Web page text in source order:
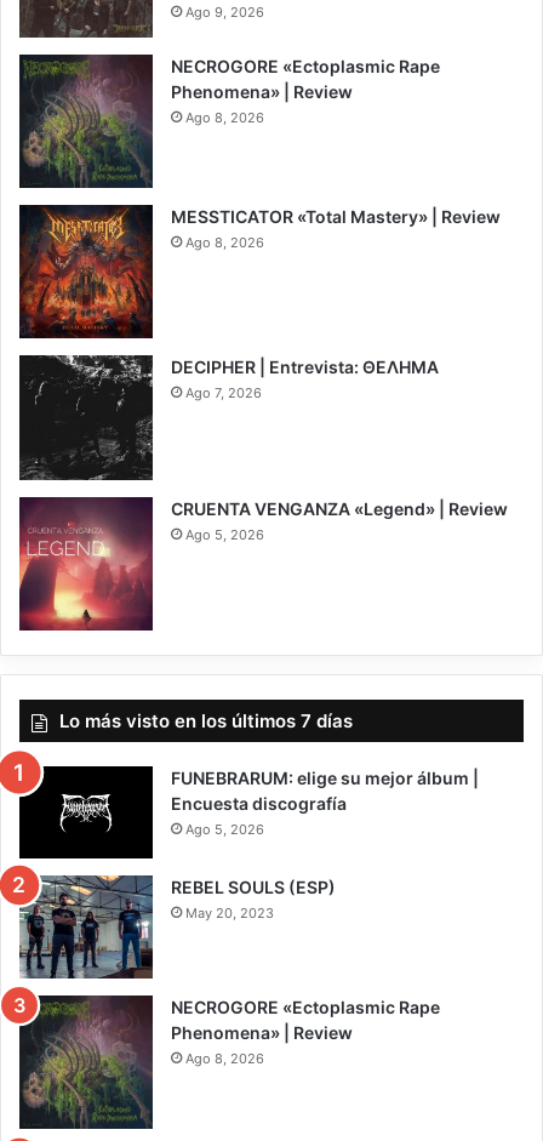
Ago 9, 2026
NECROGORE «Ectoplasmic Rape
Phenomena» | Review
Ago 8, 2026
6.5
MESSTICATOR «Total Mastery» | Review
Ago 8, 2026
DECIPHER | Entrevista: ΘΕΛΗΜΑ
Ago 7, 2026
7
CRUENTA VENGANZA «Legend» | Review
Ago 5, 2026
Lo más visto en los últimos 7 días
FUNEBRARUM: elige su mejor álbum |
Encuesta discografía
Ago 5, 2026
REBEL SOULS (ESP)
May 20, 2023
NECROGORE «Ectoplasmic Rape
Phenomena» | Review
Ago 8, 2026